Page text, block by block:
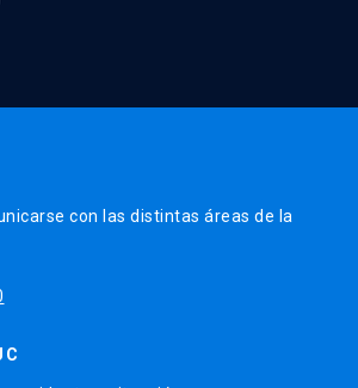
con las distintas áreas de la